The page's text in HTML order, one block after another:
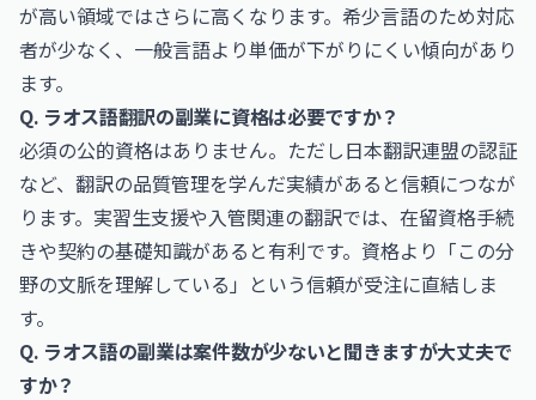
が高い領域ではさらに高くなります。希少言語のため対応
者が少なく、一般言語より単価が下がりにくい傾向があり
ます。
Q. ラオス語翻訳の副業に資格は必要ですか？
必須の公的資格はありません。ただし日本翻訳連盟の認証
など、翻訳の品質管理を学んだ実績があると信頼につなが
ります。実習生支援や入管関連の翻訳では、在留資格手続
きや契約の基礎知識があると有利です。資格より「この分
野の文脈を理解している」という信頼が受注に直結しま
す。
Q. ラオス語の副業は案件数が少ないと聞きますが大丈夫で
すか？